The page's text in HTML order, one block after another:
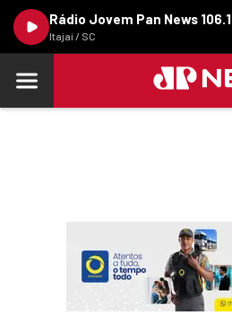
Rádio Jovem Pan News 106.1
Itajaí / SC